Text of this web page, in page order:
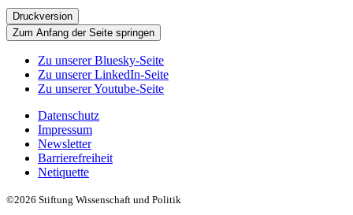
Druckversion
Zum Anfang der Seite springen
Zu unserer Bluesky-Seite
Zu unserer LinkedIn-Seite
Zu unserer Youtube-Seite
Datenschutz
Impressum
Newsletter
Barrierefreiheit
Netiquette
©2026 Stiftung Wissenschaft und Politik